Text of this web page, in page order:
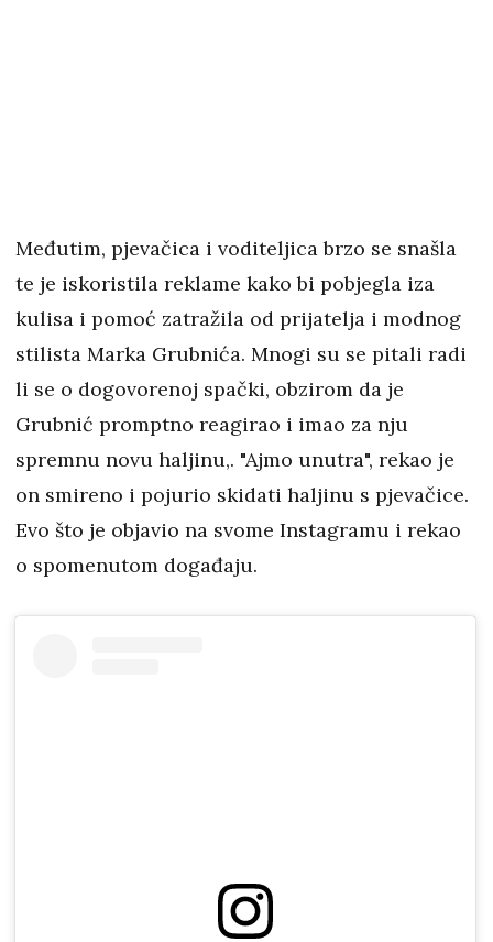
Međutim, pjevačica i voditeljica brzo se snašla
te je iskoristila reklame kako bi pobjegla iza
kulisa i pomoć zatražila od prijatelja i modnog
stilista Marka Grubnića. Mnogi su se pitali radi
li se o dogovorenoj spački, obzirom da je
Grubnić promptno reagirao i imao za nju
spremnu novu haljinu,. "Ajmo unutra", rekao je
on smireno i pojurio skidati haljinu s pjevačice.
Evo što je objavio na svome Instagramu i rekao
o spomenutom događaju.